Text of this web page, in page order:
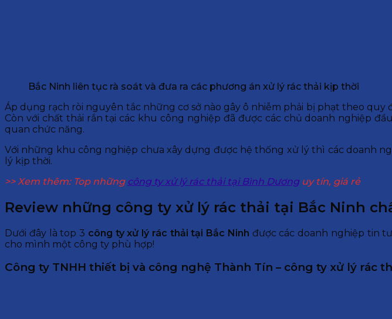
Bắc Ninh liên tục rà soát và đưa ra các phương án xử lý rác thải kịp thời
Áp dụng rạch ròi nguyên tắc những cơ sở nào gây ô nhiễm phải bị phạt theo
Còn với chất thải rắn tại các khu công nghiệp đã được các chủ doanh nghiệp
quan chức năng.
Với những khu công nghiệp chưa xây dựng được hệ thống xử lý thì các doanh
lý kịp thời.
>> Xem thêm: Top những công ty xử lý rác thải tại Bình Dươnguy tín, giá rẻ
Review những công ty xử lý rác thải tại Bắc Ninh
Dưới đây là top 3 công ty xử lý rác thải tại Bắc Ninh được các doanh nghiệp tin
cho mình một công ty phù hợp!
Công ty TNHH thiết bị và công nghệ Thành Tín – công ty xử lý rác